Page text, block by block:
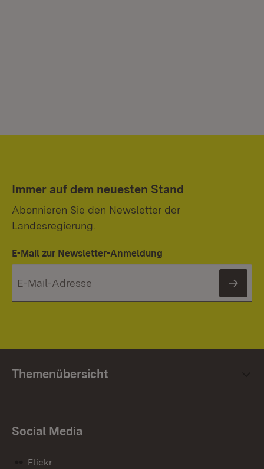
Immer auf dem neuesten Stand
Abonnieren Sie den Newsletter der
Landesregierung.
E-Mail zur Newsletter-Anmeldung
Themenübersicht
Social Media
Flickr